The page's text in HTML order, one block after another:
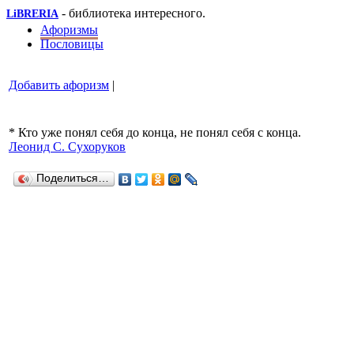
LiBRERIA - библиотека интересного.
Афоризмы
Пословицы
Добавить афоризм |
* Кто уже понял себя до конца, не понял себя с конца.
Леонид С. Сухоруков
Поделиться…